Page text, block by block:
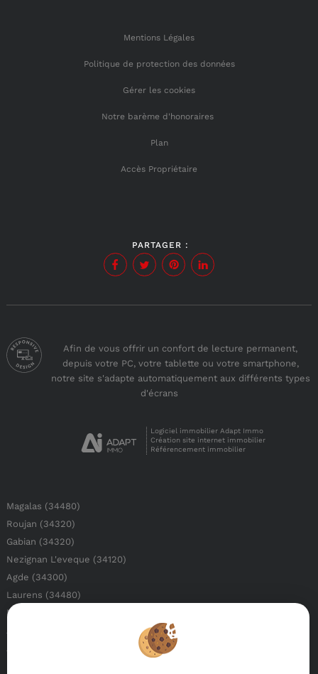
Mentions Légales
Politique de protection des données
Gérer les cookies
Notre barème d'honoraires
Plan
Accès Propriétaire
PARTAGER :
Afin de vous offrir un confort de lecture permanent,
depuis votre PC, votre tablette ou votre smartphone,
notre site s'adapte automatiquement aux différents types
d'écrans
Logiciel immobilier Adapt Immo
Création site internet immobilier
Référencement immobilier
Magalas (34480)
Roujan (34320)
Gabian (34320)
Nezignan L'eveque (34120)
Agde (34300)
Laurens (34480)
Neffies (34320)